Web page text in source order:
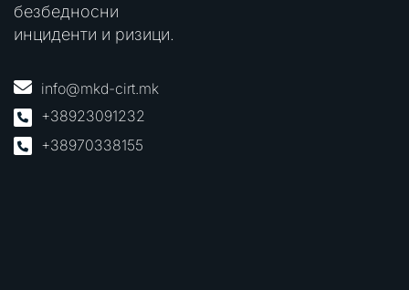
безбедносни
инциденти и ризици.
info@mkd-cirt.mk
+38923091232
+38970338155